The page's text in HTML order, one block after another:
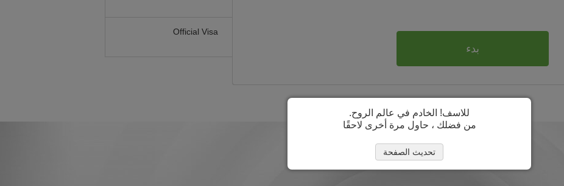
Official Visa
بدء
للاسف! الخادم في عالم الروح.
من فضلك ، حاول مرة أخرى لاحقًا
تحديث الصفحة